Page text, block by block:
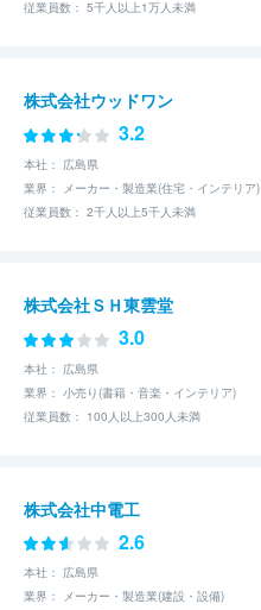
従業員数： 5千人以上1万人未満
株式会社ウッドワン
3.2
本社： 広島県
業界： メーカー・製造業(住宅・インテリア)
従業員数： 2千人以上5千人未満
株式会社ＳＨ東雲堂
3.0
本社： 広島県
業界： 小売り(書籍・音楽・インテリア)
従業員数： 100人以上300人未満
株式会社中電工
2.6
本社： 広島県
業界： メーカー・製造業(建設・設備)